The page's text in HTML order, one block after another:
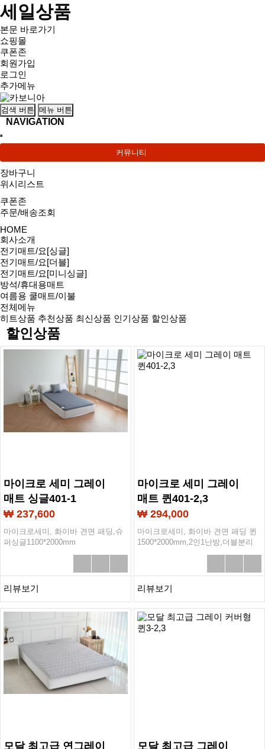
세일상품
본문 바로가기
쇼핑몰
쿠폰존
회원가입
로그인
추가메뉴
검색 버튼 메뉴 버튼
NAVIGATION
커뮤니티
장바구니
위시리스트
쿠폰존
주문/배송조회
HOME
회사소개
전기매트/요[싱글]
전기매트/요[더블]
전기매트/요[미니싱글]
방석/휴대용매트
여름용 쿨매트/이불
전체메뉴
히트상품 추천상품 최신상품 인기상품 할인상품
할인상품
마이크로 세미 그레이
매트 싱글401-1
₩ 237,600
마이크로세미, 화이바 견면 패딩,슈
퍼싱글1100*2000mm
리뷰보기
마이크로 세미 그레이
매트 퀸401-2,3
₩ 294,000
마이크로세미, 화이바 견면 패딩 퀸
1500*2000mm,2인1난방,더블분리
리뷰보기
모달 최고급 연그레이
모달 최고급 그레이